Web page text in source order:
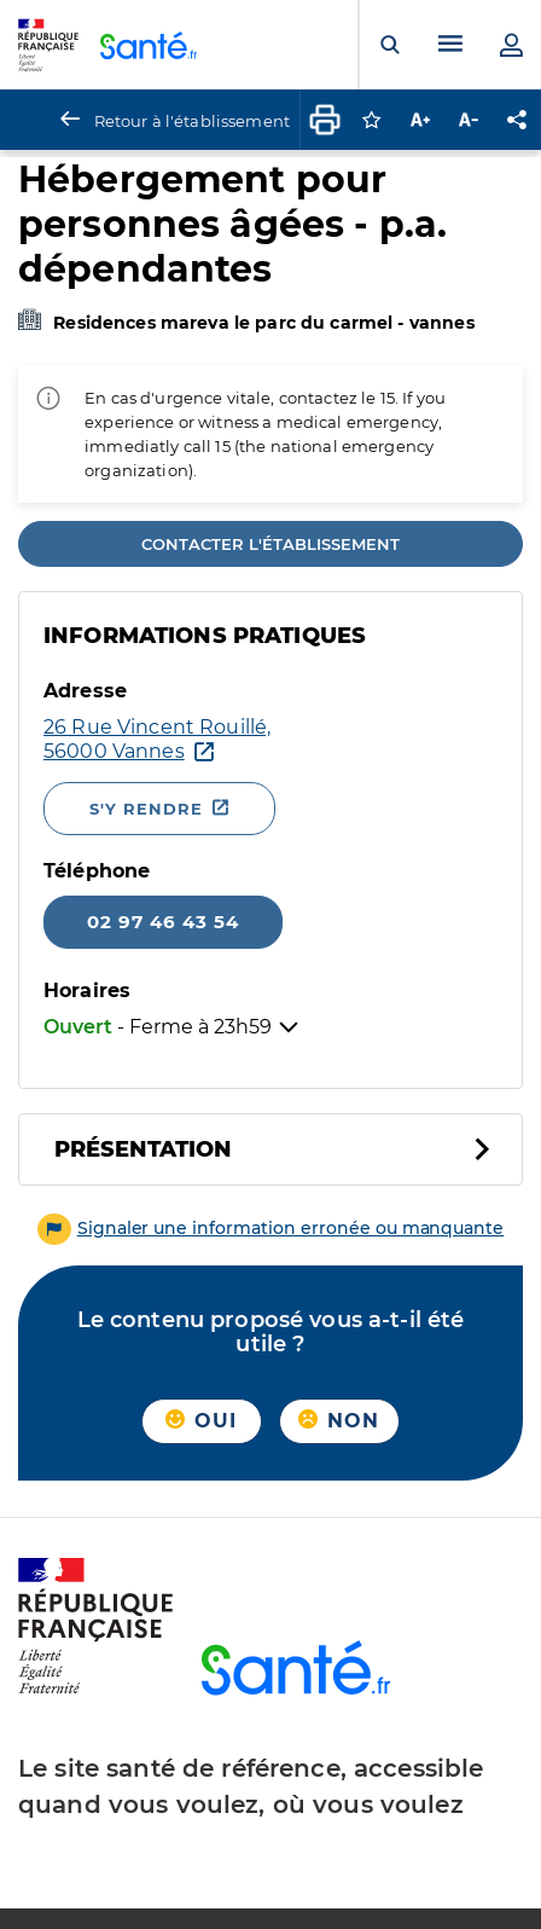
Ouvrir laMenu
Retour à l'établissement Connectez-vous
Augmenter la
Hébergement pour
personnes âgées - p.a.
dépendantes
Residences mareva le parc du carmel - vannes
En cas d'urgence vitale, contactez le 15. If you
experience or witness a medical emergency,
immediatly call 15 (the national emergency
organization).
CONTACTER L'ÉTABLISSEMENT
INFORMATIONS PRATIQUES
Adresse
26 Rue Vincent Rouillé,
56000 Vannes
S'Y RENDRE
Téléphone
02 97 46 43 54
Horaires
Ouvert - Ferme à 23h59
PRÉSENTATION
Signaler une information erronée ou manquante
Le contenu proposé vous a-t-il été
utile ?
OUI NON
Le site santé de référence, accessible
quand vous voulez, où vous voulez